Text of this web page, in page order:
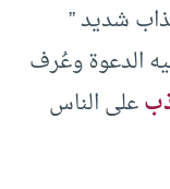
شديد ”
الدعوة وعُرف
على الناس